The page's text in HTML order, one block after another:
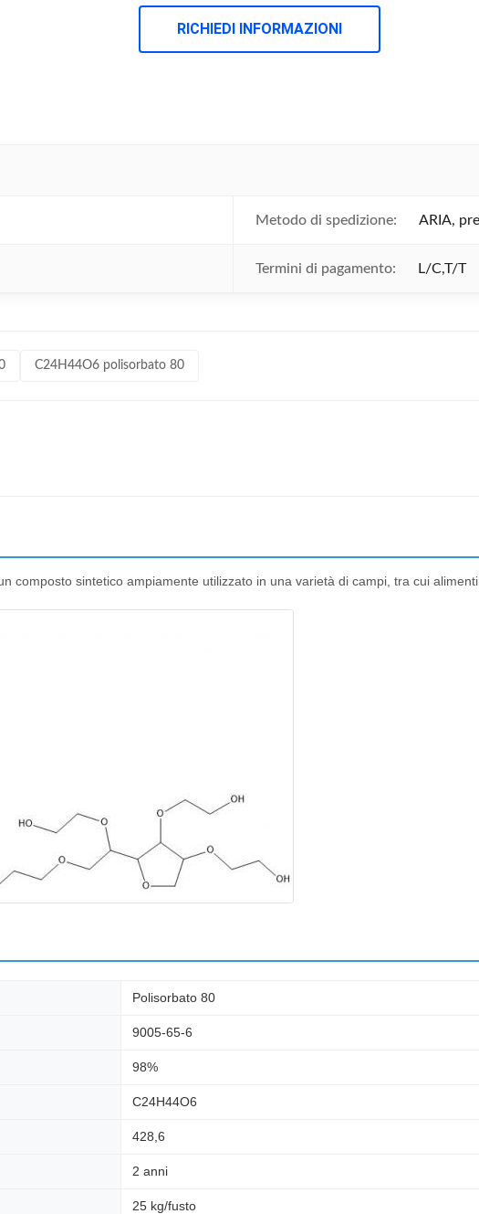
RICHIEDI INFORMAZIONI
Metodo di spedizione: ARIA,
Termini di pagamento: L/C,T/T
C24H44O6 polisorbato 80
composto sintetico ampiamente utilizzato in una varietà di campi, tra cui
Polisorbato 80
9005-65-6
98%
C24H44O6
428,6
2 anni
25 kg/fusto